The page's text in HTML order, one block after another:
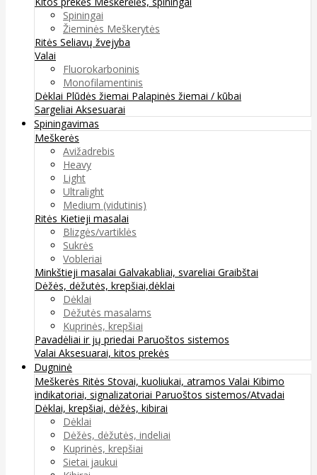
Spiningai
Žieminės Meškerytės
Ritės Seliavų žvejyba
Valai
Fluorokarboninis
Monofilamentinis
Dėklai Plūdės žiemai Palapinės žiemai / kūbai
Sargeliai Aksesuarai
Spiningavimas
Meškerės
Avižadrebis
Heavy
Light
Ultralight
Medium (vidutinis)
Ritės Kietieji masalai
Blizgės/vartiklės
Sukrės
Vobleriai
Minkštieji masalai Galvakabliai, svareliai Graibštai
Dėžės, dėžutės, krepšiai,dėklai
Dėklai
Dėžutės masalams
Kuprinės, krepšiai
Pavadėliai ir jų priedai Paruoštos sistemos
Valai Aksesuarai, kitos prekės
Dugninė
Meškerės Ritės Stovai, kuoliukai, atramos Valai Kibimo
indikatoriai, signalizatoriai Paruoštos sistemos/Atvadai
Dėklai, krepšiai, dėžės, kibirai
Dėklai
Dėžės, dėžutės, indeliai
Kuprinės, krepšiai
Sietai jaukui